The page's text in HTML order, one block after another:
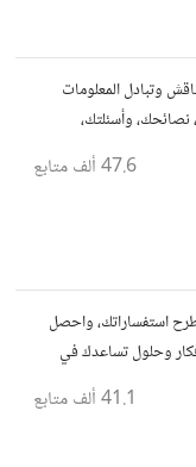
وتبادل المعلومات
نصائحك، وأسئلتك،
47.6 ألف متابع
استفساراتك، واحصل
وحلول تساعدك في
41.1 ألف متابع